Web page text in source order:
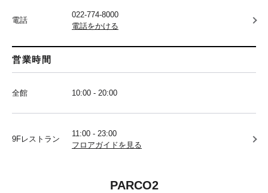
電話
022-774-8000
電話をかける
営業時間
全館 10:00 - 20:00
9Fレストラン
11:00 - 23:00
フロアガイドを見る
PARCO2